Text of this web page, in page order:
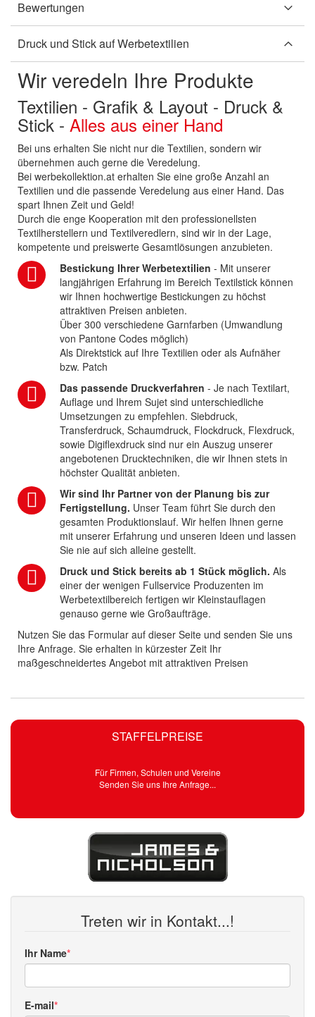
STAFFELPREISE
Für Firmen, Schulen und Vereine
Senden Sie uns Ihre Anfrage...
Treten wir in Kontakt...!
Ihr Name
E-mail
Bewertungen
Druck und Stick auf Werbetextilien
Wir veredeln Ihre Produkte
Textilien - Grafik & Layout - Druck &
Stick - Alles aus einer Hand
Bei uns erhalten Sie nicht nur die Textilien, sondern wir
übernehmen auch gerne die Veredelung.
Bei werbekollektion.at erhalten Sie eine große Anzahl an
Textilien und die passende Veredelung aus einer Hand. Das
spart Ihnen Zeit und Geld!
Durch die enge Kooperation mit den professionellsten
Textilherstellern und Textilveredlern, sind wir in der Lage,
kompetente und preiswerte Gesamtlösungen anzubieten.
Bestickung Ihrer Werbetextilien - Mit unserer
langjährigen Erfahrung im Bereich Textilstick können
wir Ihnen hochwertige Bestickungen zu höchst
attraktiven Preisen anbieten.
Über 300 verschiedene Garnfarben (Umwandlung
von Pantone Codes möglich)
Als Direktstick auf Ihre Textilien oder als Aufnäher
bzw. Patch
Das passende Druckverfahren - Je nach Textilart,
Auflage und Ihrem Sujet sind unterschiedliche
Umsetzungen zu empfehlen. Siebdruck,
Transferdruck, Schaumdruck, Flockdruck, Flexdruck,
sowie Digiflexdruck sind nur ein Auszug unserer
angebotenen Drucktechniken, die wir Ihnen stets in
höchster Qualität anbieten.
Wir sind Ihr Partner von der Planung bis zur
Fertigstellung. Unser Team führt Sie durch den
gesamten Produktionslauf. Wir helfen Ihnen gerne
mit unserer Erfahrung und unseren Ideen und lassen
Sie nie auf sich alleine gestellt.
Druck und Stick bereits ab 1 Stück möglich. Als
einer der wenigen Fullservice Produzenten im
Werbetextilbereich fertigen wir Kleinstauflagen
genauso gerne wie Großaufträge.
Nutzen Sie das Formular auf dieser Seite und senden Sie uns
Ihre Anfrage. Sie erhalten in kürzester Zeit Ihr
maßgeschneidertes Angebot mit attraktiven Preisen